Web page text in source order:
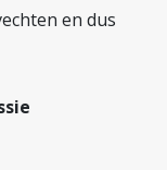
en dus